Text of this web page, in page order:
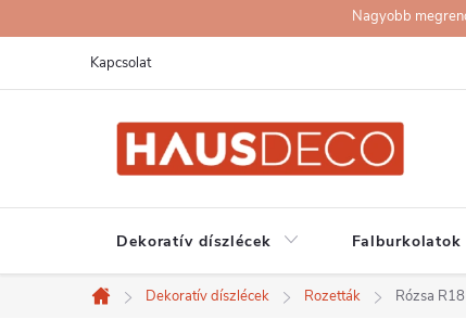
a
Nagyobb
Kapcsolat
Dekoratív díszlécek Falburkolatok
Kezdőlap
Dekoratív díszlécek Rozetták Rózsa